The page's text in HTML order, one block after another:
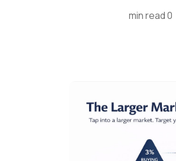
0 min read